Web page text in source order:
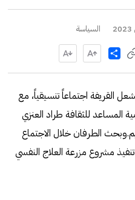
السياسة
Share
القريفة اجتماعاً تنسيقياً، مع
المساعد للثقافة طراد العنزي
الطرفان خلال الاجتماع
مشروع مزرعة العلاج النفسي